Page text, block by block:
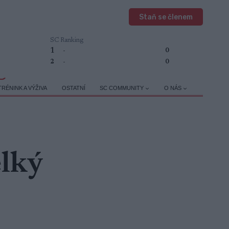
Staň se členem
SC Ranking
1 -
0
2
- 0
A VÝŽIVA OSTATNÍ SC COMMUNITY O NÁS